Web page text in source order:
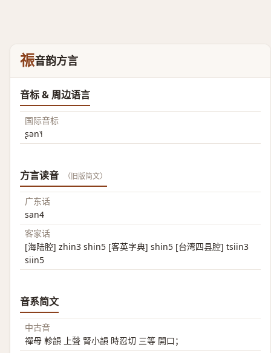
祳音韵方言
音标 & 周边语言
国际音标
ʂən˥˧
方言读音 （旧版简文）
广东话
san4
客家话
[海陆腔] zhin3 shin5 [客英字典] shin5 [台湾四县腔] tsiin3
siin5
音系简文
中古音
禪母 軫韻 上聲 腎小韻 時忍切 三等 開口；